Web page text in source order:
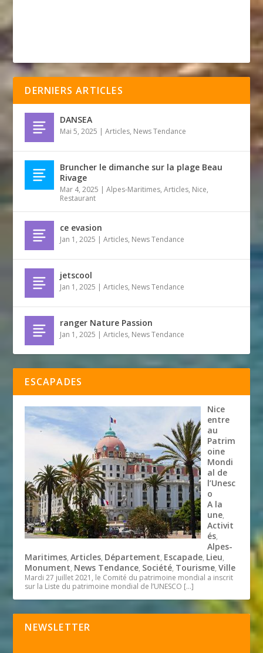
DERNIERS ARTICLES
DANSEA
Mai 5, 2025 |Articles, News Tendance
Bruncher le dimanche sur la plage Beau
Rivage
Mar 4, 2025 |Alpes-Maritimes,Articles, Nice,
Restaurant
ce evasion
Jan 1, 2025 |Articles, News Tendance
jetscool
Jan 1, 2025 |Articles, News Tendance
ranger Nature Passion
Jan 1, 2025 |Articles, News Tendance
ESCAPADES
Nice
entre
au
Patrim
oine
Mondi
al de
l’Unesc
o
A la
une,
Activit
és,
Alpes-
Maritimes,Articles, Département, Escapade, Lieu,
Monument, News Tendance, Société, Tourisme,Ville
Mardi 27 juillet 2021, le Comité du patrimoine mondial a inscrit
sur la Liste du patrimoine mondial de l’UNESCO […]
NEWSLETTER